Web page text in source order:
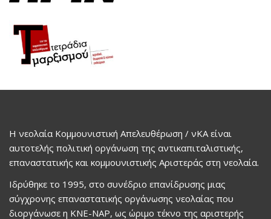
Η νεολαία Κομμουνιστική Απελευθέρωση / νΚΑ είναι
αυτοτελής πολιτική οργάνωση της αντικαπιταλιστικής,
επαναστατικής και κομμουνιστικής Αριστεράς στη νεολαία.
Ιδρύθηκε το 1995, στο συνέδριο επανίδρυσης μιας
σύγχρονης επαναστατικής οργάνωσης νεολαίας που
διοργάνωσε η ΚΝΕ-ΝΑΡ, ως ώριμο τέκνο της αριστερής